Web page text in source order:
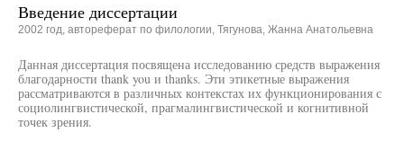
Введение диссертации
2002 год, автореферат по филологии, Тягунова, Жанна Анатольевна
Данная диссертация посвящена исследованию средств выражения
благодарности thank you и thanks. Эти этикетные выражения
рассматриваются в различных контекстах их функционирования с
социолингвистической, прагмалингвистической и когнитивной
точек зрения.